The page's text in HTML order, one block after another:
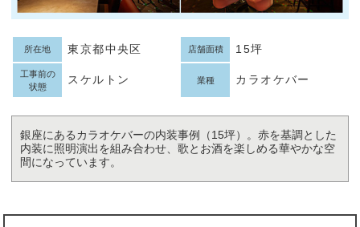
所在地 東京都中央区 店舗面積 15坪
工事前の
状態
スケルトン 業種 カラオケバー
銀座にあるカラオケバーの内装事例（15坪）。赤を基調とした
内装に照明演出を組み合わせ、歌とお酒を楽しめる華やかな空
間になっています。